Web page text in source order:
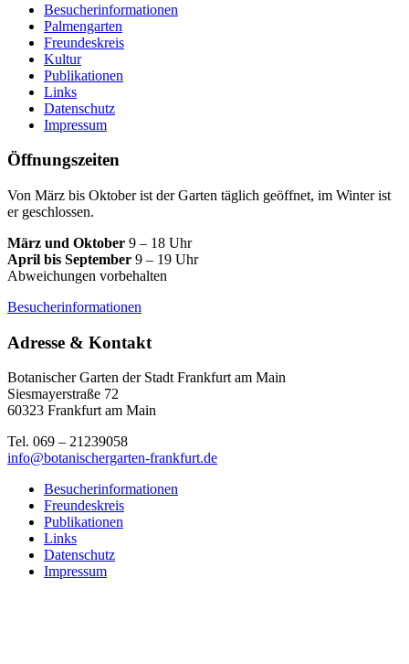
Besucherinformationen
Palmengarten
Freundeskreis
Kultur
Publikationen
Links
Datenschutz
Impressum
Öffnungszeiten
Von März bis Oktober ist der Garten täglich geöffnet, im Winter ist
er geschlossen.
März und Oktober 9 – 18 Uhr
April bis September 9 – 19 Uhr
Abweichungen vorbehalten
Besucherinformationen
Adresse & Kontakt
Botanischer Garten der Stadt Frankfurt am Main
Siesmayerstraße 72
60323 Frankfurt am Main
Tel. 069 – 21239058
info@botanischergarten-frankfurt.de
Besucherinformationen
Freundeskreis
Publikationen
Links
Datenschutz
Impressum